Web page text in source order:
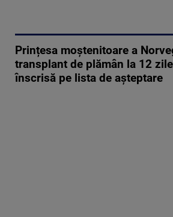
Prințesa moștenitoare a
transplant de plămân la 12
înscrisă pe lista de așteptare